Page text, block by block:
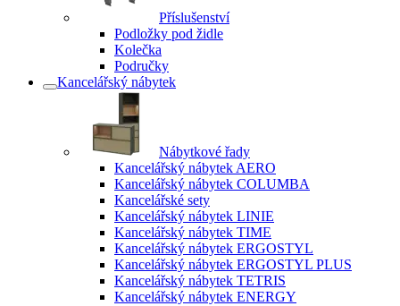
Příslušenství
Podložky pod židle
Kolečka
Područky
Kancelářský nábytek
Nábytkové řady
Kancelářský nábytek AERO
Kancelářský nábytek COLUMBA
Kancelářské sety
Kancelářský nábytek LINIE
Kancelářský nábytek TIME
Kancelářský nábytek ERGOSTYL
Kancelářský nábytek ERGOSTYL PLUS
Kancelářský nábytek TETRIS
Kancelářský nábytek ENERGY